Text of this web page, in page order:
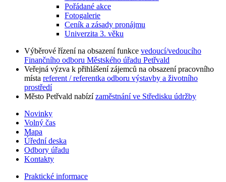
Pořádané akce
Fotogalerie
Ceník a zásady pronájmu
Univerzita 3. věku
Výběrové řízení na obsazení funkce vedoucí/vedoucího
Finančního odboru Městského úřadu Petřvald
Veřejná výzva k přihlášení zájemců na obsazení pracovního
místa referent / referentka odboru výstavby a životního
prostředí
Město Petřvald nabízízaměstnání ve Středisku údržby
Novinky
Volný čas
Mapa
Úřední deska
Odbory úřadu
Kontakty
Praktické informace